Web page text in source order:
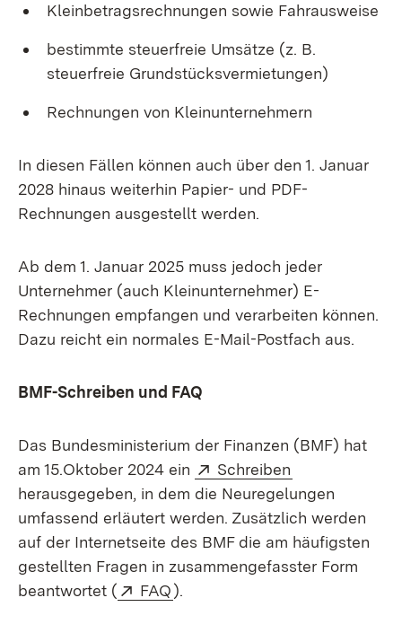
Kleinbetragsrechnungen sowie Fahrausweise
bestimmte steuerfreie Umsätze (z. B.
steuerfreie Grundstücksvermietungen)
Rechnungen von Kleinunternehmern
In diesen Fällen können auch über den 1. Januar
2028 hinaus weiterhin Papier- und PDF-
Rechnungen ausgestellt werden.
Ab dem 1. Januar 2025 muss jedoch jeder
Unternehmer (auch Kleinunternehmer) E-
Rechnungen empfangen und verarbeiten können.
Dazu reicht ein normales E-Mail-Postfach aus.
BMF-Schreiben und FAQ
Das Bundesministerium der Finanzen (BMF) hat
am 15.Oktober 2024 ein
Extern:
Schreiben
herausgegeben, in dem die Neuregelungen
umfassend erläutert werden. Zusätzlich werden
auf der Internetseite des BMF die am häufigsten
gestellten Fragen in zusammengefasster Form
beantwortet (
Extern:
FAQ(Öffnet in neuem Fenster)
).